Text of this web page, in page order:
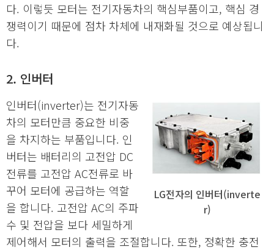
다. 이렇듯 모터는 전기자동차의 핵심부품이고, 핵심 경
쟁력이기 때문에 점차 차체에 내재화될 것으로 예상됩니
다.
2. 인버터
LG전자의 인버터(inverte
r)
인버터(inverter)는 전기자동
차의 모터만큼 중요한 비중
을 차지하는 부품입니다. 인
버터는 배터리의 고전압 DC
전류를 고전압 AC전류로 바
꾸어 모터에 공급하는 역할
을 합니다. 고전압 AC의 주파
수 및 전압을 보다 세밀하게
제어해서 모터의 출력을 조절합니다. 또한, 정확한 충전